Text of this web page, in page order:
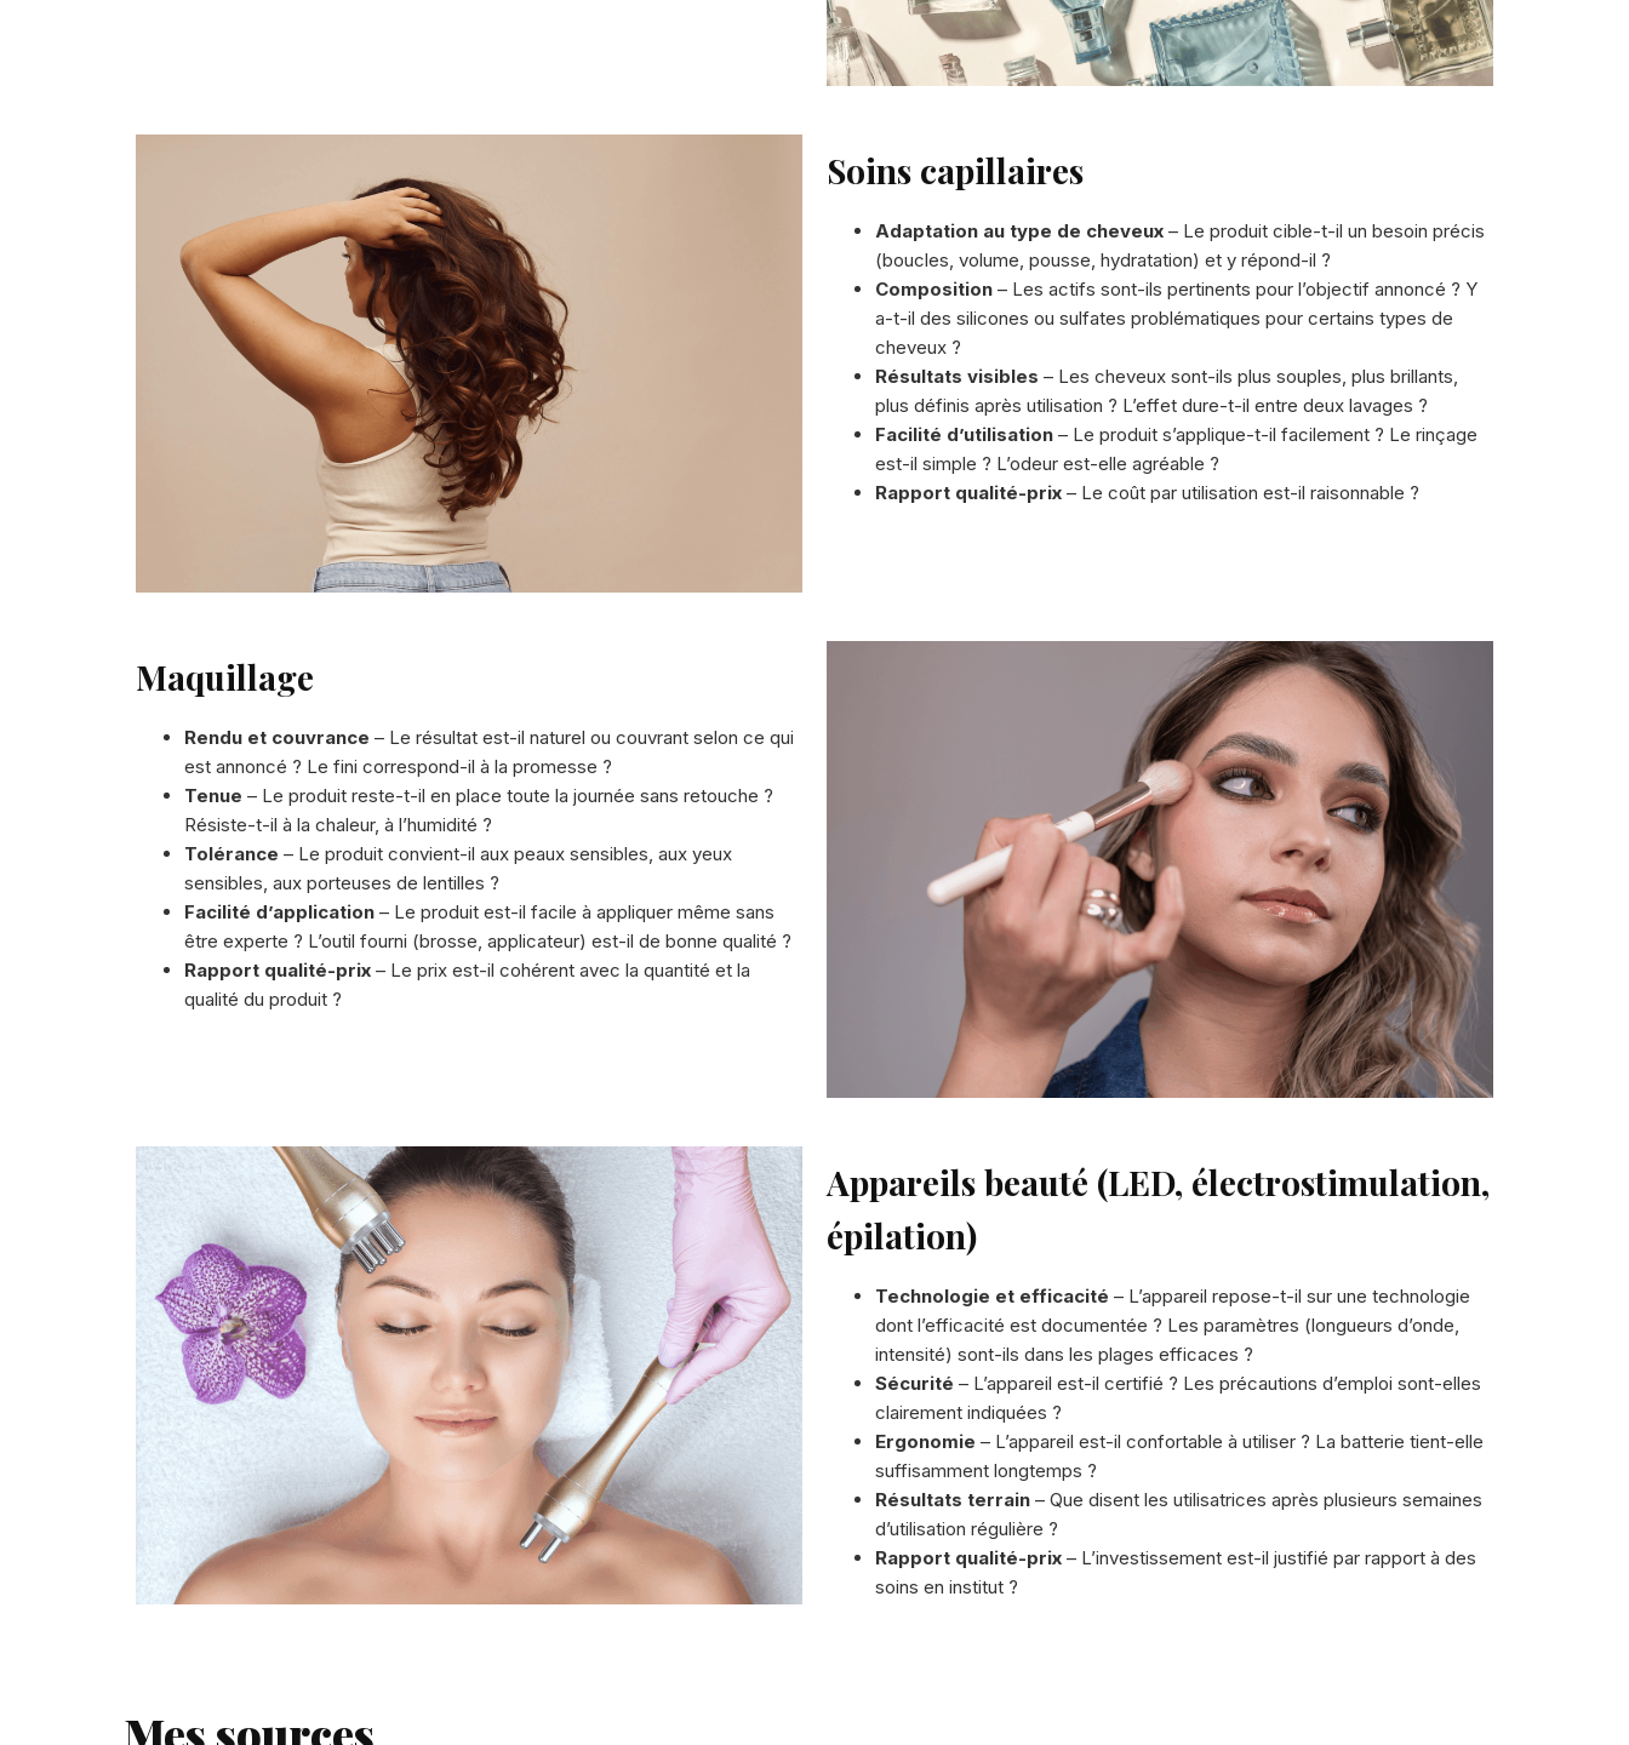
Soins capillaires
Adaptation au type de cheveux – Le produit cible-t-il un besoin précis
(boucles, volume, pousse, hydratation) et y répond-il ?
Composition – Les actifs sont-ils pertinents pour l’objectif annoncé ? Y
a-t-il des silicones ou sulfates problématiques pour certains types de
cheveux ?
Résultats visibles – Les cheveux sont-ils plus souples, plus brillants,
plus définis après utilisation ? L’effet dure-t-il entre deux lavages ?
Facilité d’utilisation – Le produit s’applique-t-il facilement ? Le rinçage
est-il simple ? L’odeur est-elle agréable ?
Rapport qualité-prix – Le coût par utilisation est-il raisonnable ?
Maquillage
Rendu et couvrance – Le résultat est-il naturel ou couvrant selon ce qui
est annoncé ? Le fini correspond-il à la promesse ?
Tenue – Le produit reste-t-il en place toute la journée sans retouche ?
Résiste-t-il à la chaleur, à l’humidité ?
Tolérance – Le produit convient-il aux peaux sensibles, aux yeux
sensibles, aux porteuses de lentilles ?
Facilité d’application – Le produit est-il facile à appliquer même sans
être experte ? L’outil fourni (brosse, applicateur) est-il de bonne qualité ?
Rapport qualité-prix – Le prix est-il cohérent avec la quantité et la
qualité du produit ?
Appareils beauté (LED, électrostimulation,
épilation)
Technologie et efficacité – L’appareil repose-t-il sur une technologie
dont l’efficacité est documentée ? Les paramètres (longueurs d’onde,
intensité) sont-ils dans les plages efficaces ?
Sécurité – L’appareil est-il certifié ? Les précautions d’emploi sont-elles
clairement indiquées ?
Ergonomie – L’appareil est-il confortable à utiliser ? La batterie tient-elle
suffisamment longtemps ?
Résultats terrain – Que disent les utilisatrices après plusieurs semaines
d’utilisation régulière ?
Rapport qualité-prix – L’investissement est-il justifié par rapport à des
soins en institut ?
Mes sources